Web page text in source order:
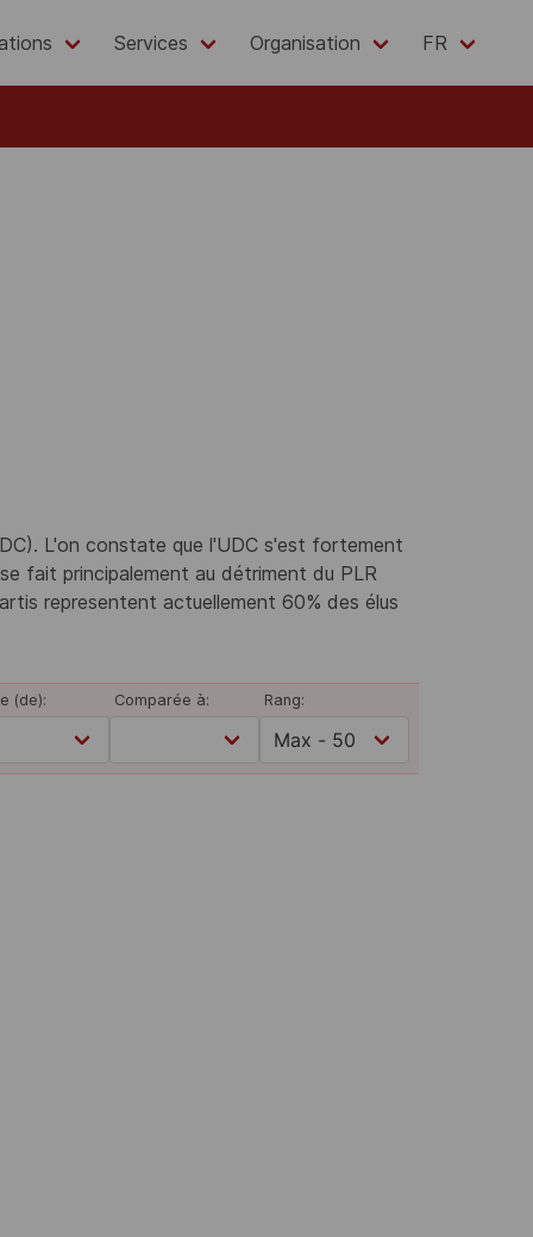
Services Organisation FR
L'on constate que l'UDC s'est fortement
fait principalement au détriment du PLR
representent actuellement 60% des élus
(de): Comparée à: Rang: